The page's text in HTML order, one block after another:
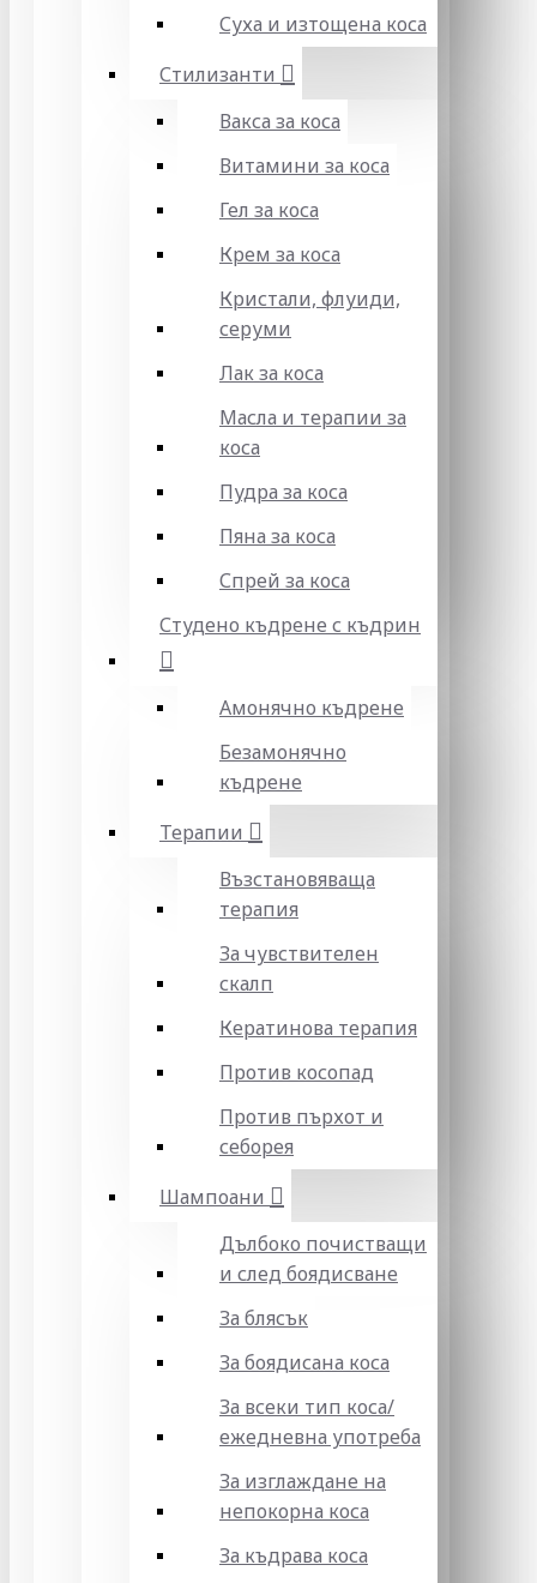
Суха и изтощена коса
Стилизанти
Вакса за коса
Витамини за коса
Гел за коса
Крем за коса
Кристали, флуиди,
серуми
Лак за коса
Масла и терапии за
коса
Пудра за коса
Пяна за коса
Спрей за коса
Студено къдрене с къдрин
Амонячно къдрене
Безамонячно
къдрене
Терапии
Възстановяваща
терапия
За чувствителен
скалп
Кератинова терапия
Против косопад
Против пърхот и
себорея
Шампоани
Дълбоко почистващи
и след боядисване
За блясък
За боядисана коса
За всеки тип коса/
ежедневна употреба
За изглаждане на
непокорна коса
За къдрава коса